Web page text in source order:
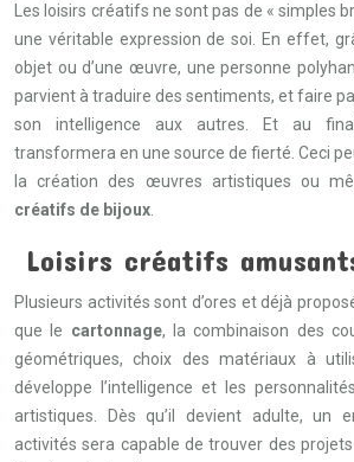
Les loisirs créatifs ne sont pas de « simples
une véritable expression de soi. En effet,
objet ou d’une œuvre, une personne
parvient à traduire des sentiments, et faire
son intelligence aux autres. Et au
transformera en une source de fierté. Ceci
la création des œuvres artistiques ou
créatifs de bijoux
Loisirs créatifs
Plusieurs activités sont d’ores et déjà
que le cartonnage, la combinaison des
géométriques, choix des matériaux à
développe l’intelligence et les
artistiques. Dès qu’il devient adulte, un
activités sera capable de trouver des